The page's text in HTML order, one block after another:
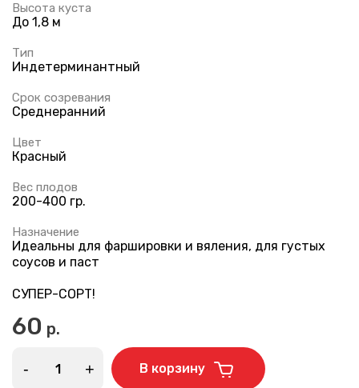
Высота куста
До 1,8 м
Тип
Индетерминантный
Срок созревания
Среднеранний
Цвет
Красный
Вес плодов
200-400 гр.
Назначение
Идеальны для фаршировки и вяления, для густых
соусов и паст
СУПЕР-СОРТ!
60 р.
- + В корзину